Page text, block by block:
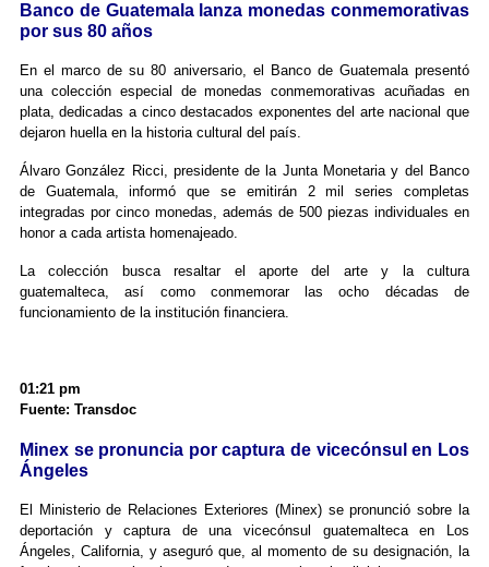
Banco de Guatemala lanza monedas conmemorativas
por sus 80 años
En el marco de su 80 aniversario, el Banco de Guatemala presentó
una colección especial de monedas conmemorativas acuñadas en
plata, dedicadas a cinco destacados exponentes del arte nacional que
dejaron huella en la historia cultural del país.
Álvaro González Ricci, presidente de la Junta Monetaria y del Banco
de Guatemala, informó que se emitirán 2 mil series completas
integradas por cinco monedas, además de 500 piezas individuales en
honor a cada artista homenajeado.
La colección busca resaltar el aporte del arte y la cultura
guatemalteca, así como conmemorar las ocho décadas de
funcionamiento de la institución financiera.
01:21 pm
Fuente: Transdoc
Minex se pronuncia por captura de vicecónsul en Los
Ángeles
El Ministerio de Relaciones Exteriores (Minex) se pronunció sobre la
deportación y captura de una vicecónsul guatemalteca en Los
Ángeles, California, y aseguró que, al momento de su designación, la